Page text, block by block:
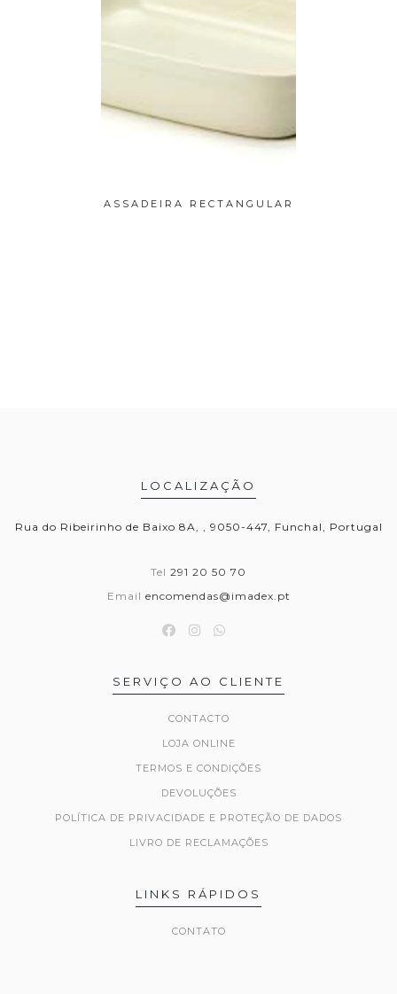
ASSADEIRA RECTANGULAR
LOCALIZAÇÃO
Rua do Ribeirinho de Baixo 8A, , 9050-447, Funchal, Portugal
Tel 291 20 50 70
Email encomendas@imadex.pt
SERVIÇO AO CLIENTE
CONTACTO
LOJA ONLINE
TERMOS E CONDIÇÕES
DEVOLUÇÕES
POLÍTICA DE PRIVACIDADE E PROTEÇÃO DE DADOS
LIVRO DE RECLAMAÇÕES
LINKS RÁPIDOS
CONTATO